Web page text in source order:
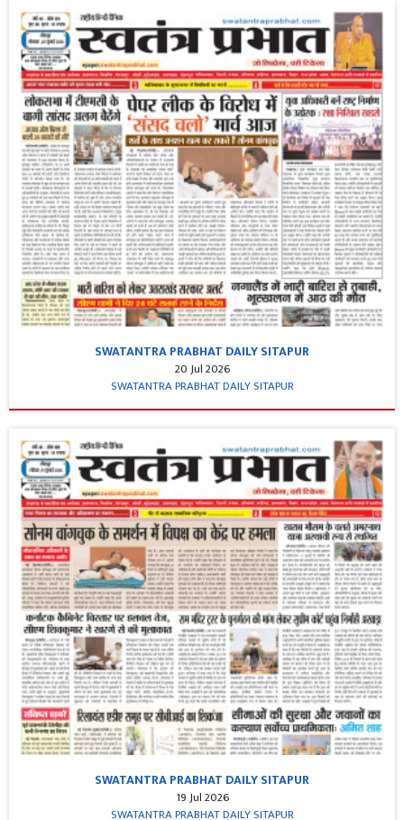
SWATANTRA PRABHAT DAILY SITAPUR
20 Jul 2026
SWATANTRA PRABHAT DAILY SITAPUR
SWATANTRA PRABHAT DAILY SITAPUR
19 Jul 2026
SWATANTRA PRABHAT DAILY SITAPUR